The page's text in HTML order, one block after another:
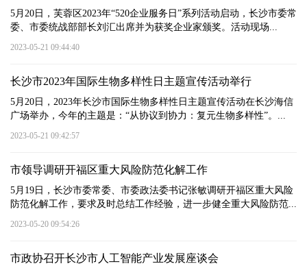
5月20日，芙蓉区2023年“520企业服务日”系列活动启动，长沙市委常
委、市委统战部部长刘汇出席并为获奖企业家颁奖。活动现场...
2023-05-21 09:44:40
长沙市2023年国际生物多样性日主题宣传活动举行
5月20日，2023年长沙市国际生物多样性日主题宣传活动在长沙海信
广场举办，今年的主题是：“从协议到协力：复元生物多样性”。...
2023-05-21 09:42:57
市领导调研开福区重大风险防范化解工作
5月19日，长沙市委常委、市委政法委书记张敏调研开福区重大风险
防范化解工作，要求及时总结工作经验，进一步健全重大风险防范...
2023-05-20 09:54:26
市政协召开长沙市人工智能产业发展座谈会